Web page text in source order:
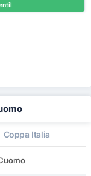
Coppa Italia